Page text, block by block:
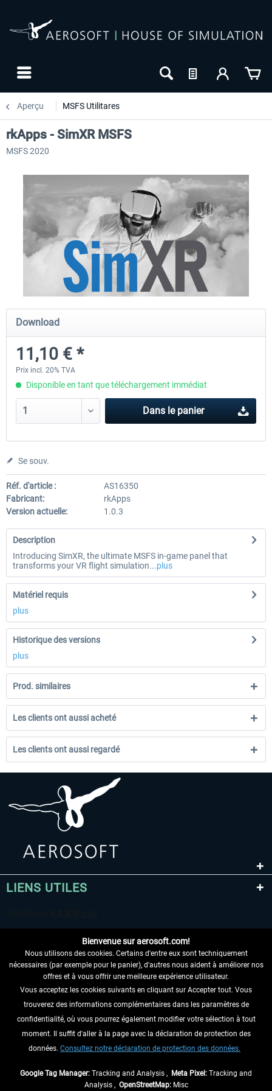
Aperçu MSFS Utilitares
rkApps - FSRealistic Pro MSFS
33,60 € *
rkApps - SimXR MSFS
MSFS 2020
Download
11,10 € *
Prix incl. 20% TVA
Disponible en tant que téléchargement immédiat
Dans le panier
Se souv.
Réf. d'article :
AS16350
Fabricant:
rkApps
Version actuelle:
1.0.3
Description
Introducing SimXR, the ultimate MSFS in-game panel that
transforms your VR flight simulation...plus
Matériel requis
plus
Historique des versions
plus
Prod. similaires
Les clients ont aussi acheté
Les clients ont aussi regardé
LIENS UTILES
RENONCER AU CONTRAT ICI
INFORMATIONS
NE MANQUEZ PAS LES DERNIÈRES
Bienvenue sur aerosoft.com!
Nous utilisons des cookies. Certains d'entre eux sont techniquement
nécessaires (par exemple pour le panier), d'autres nous aident à améliorer nos
offres et à vous offrir une meilleure expérience utilisateur.
Vous acceptez les cookies suivants en cliquant sur Accepter tout. Vous
trouverez des informations complémentaires dans les paramètres de
confidentialité, où vous pourrez également modifier votre sélection à tout
moment. Il suffit d'aller à la page avec la déclaration de protection des
données. Consultez notre déclaration de protection des données.
Google Tag Manager: Tracking and Analysis , Meta Pixel: Tracking and
Analysis , OpenStreetMap:Misc